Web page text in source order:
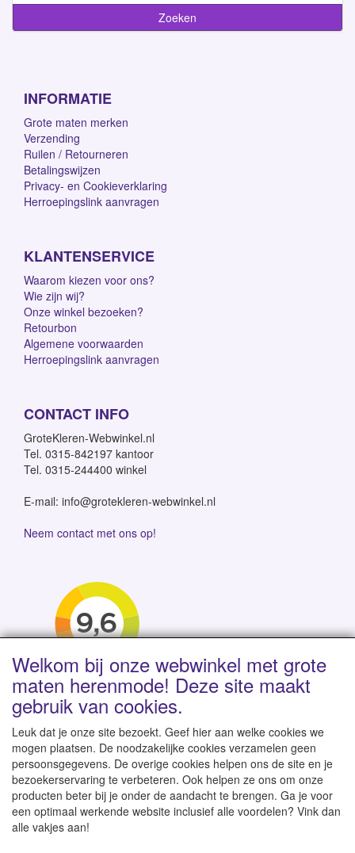
INFORMATIE
Grote maten merken
Verzending
Ruilen / Retourneren
Betalingswijzen
Privacy- en Cookieverklaring
Herroepingslink aanvragen
KLANTENSERVICE
Waarom kiezen voor ons?
Wie zijn wij?
Onze winkel bezoeken?
Retourbon
Algemene voorwaarden
Herroepingslink aanvragen
CONTACT INFO
GroteKleren-Webwinkel.nl
Tel. 0315-842197 kantoor
Tel. 0315-244400 winkel
E-mail: info@grotekleren-webwinkel.nl
Neem contact met ons op!
Levertijd 1-2 werkdagen | Vanaf € 95 gratis verzending
binnen NL | Direct leverbaar uit eigen voorraad
Welkom bij onze webwinkel met grote
maten herenmode! Deze site maakt
gebruik van cookies.
Leuk dat je onze site bezoekt. Geef hier aan welke cookies we
mogen plaatsen. De noodzakelijke cookies verzamelen geen
persoonsgegevens. De overige cookies helpen ons de site en je
bezoekerservaring te verbeteren. Ook helpen ze ons om onze
producten beter bij je onder de aandacht te brengen. Ga je voor
een optimaal werkende website inclusief alle voordelen? Vink dan
alle vakjes aan!